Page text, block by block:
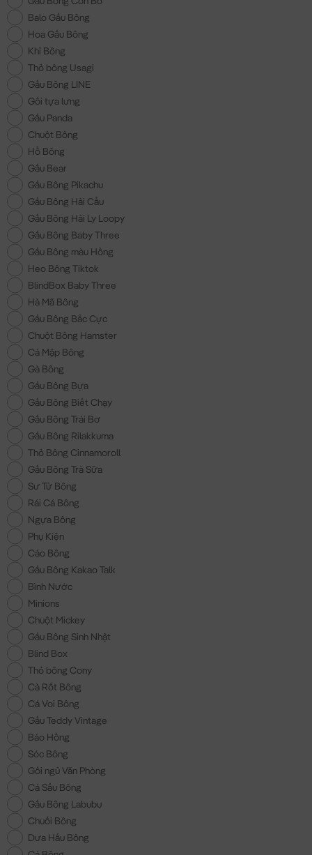
Balo Gấu Bông
Hoa Gấu Bông
Khỉ Bông
Thỏ bông Usagi
Gấu Bông LINE
Gối tựa lưng
Gấu Panda
Chuột Bông
Hổ Bông
Gấu Bear
Gấu Bông Pikachu
Gấu Bông Hải Cẩu
Gấu Bông Hải Ly Loopy
Gấu Bông Baby Three
Gấu Bông màu Hồng
Heo Bông Tiktok
BlindBox Baby Three
Hà Mã Bông
Gấu Bông Bắc Cực
Chuột Bông Hamster
Cá Mập Bông
Gà Bông
Gấu Bông Bựa
Gấu Bông Biết Chạy
Gấu Bông Trái Bơ
Gấu Bông Rilakkuma
Thỏ Bông Cinnamoroll
Gấu Bông Trà Sữa
Sư Tử Bông
Rái Cá Bông
Ngựa Bông
Phụ Kiện
Cáo Bông
Gấu Bông Kakao Talk
Bình Nước
Minions
Chuột Mickey
Gấu Bông Sinh Nhật
Blind Box
Thỏ bông Cony
Cà Rốt Bông
Cá Voi Bông
Gấu Teddy Vintage
Báo Hồng
Sóc Bông
Gối ngủ Văn Phòng
Cá Sấu Bông
Gấu Bông Labubu
Chuối Bông
Dưa Hấu Bông